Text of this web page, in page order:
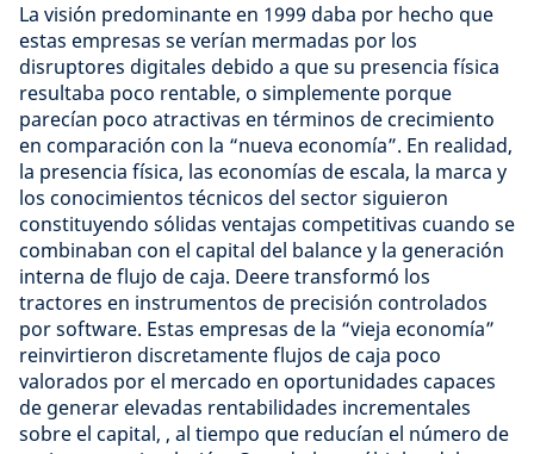
La visión predominante en 1999 daba por hecho que
estas empresas se verían mermadas por los
disruptores digitales debido a que su presencia física
resultaba poco rentable, o simplemente porque
parecían poco atractivas en términos de crecimiento
en comparación con la “nueva economía”. En realidad,
la presencia física, las economías de escala, la marca y
los conocimientos técnicos del sector siguieron
constituyendo sólidas ventajas competitivas cuando se
combinaban con el capital del balance y la generación
interna de flujo de caja. Deere transformó los
tractores en instrumentos de precisión controlados
por software. Estas empresas de la “vieja economía”
reinvirtieron discretamente flujos de caja poco
valorados por el mercado en oportunidades capaces
de generar elevadas rentabilidades incrementales
sobre el capital, , al tiempo que reducían el número de